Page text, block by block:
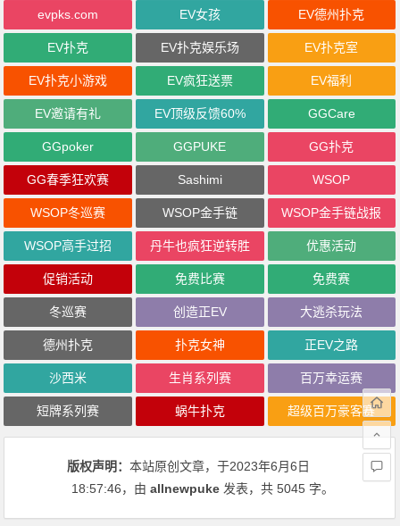
evpks.com EV女孩 EV德州扑克
EV扑克 EV扑克娱乐场 EV扑克室
EV扑克小游戏 EV疯狂送票 EV福利
EV邀请有礼 EV顶级反馈60% GGCare
GGpoker GGPUKE GG扑克
GG春季狂欢赛 Sashimi WSOP
WSOP冬巡赛 WSOP金手链 WSOP金手链战报
WSOP高手过招 丹牛也疯狂逆转胜 优惠活动
促销活动 免费比赛 免费赛
冬巡赛 创造正EV 大逃杀玩法
德州扑克 扑克女神 正EV之路
沙西米 生肖系列赛 百万幸运赛
短牌系列赛 蜗牛扑克 超级百万豪客赛
版权声明：本站原创文章，于2023年6月6日
18:57:46，由allnewpuke 发表，共 5045 字。